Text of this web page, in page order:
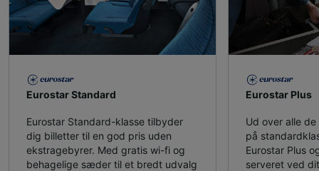
Eurostar Standard
Eurostar Standard-klasse tilbyder
dig billetter til en god pris uden
ekstragebyrer. Med gratis wi-fi og
behagelige sæder til et bredt udvalg
Eurostar Plus
Ud over alle
på
Eurostar Plus
serveret ved